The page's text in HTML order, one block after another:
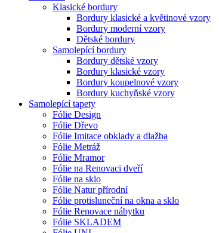
Klasické bordury
Bordury klasické a květinové vzory
Bordury moderní vzory
Dětské bordury
Samolepící bordury
Bordury dětské vzory
Bordury klasické vzory
Bordury koupelnové vzory
Bordury kuchyňské vzory
Samolepící tapety
Fólie Design
Fólie Dřevo
Fólie Imitace obklady a dlažba
Fólie Metráž
Fólie Mramor
Fólie na Renovaci dveří
Fólie na sklo
Fólie Natur přírodní
Fólie protisluneční na okna a sklo
Fólie Renovace nábytku
Fólie SKLADEM